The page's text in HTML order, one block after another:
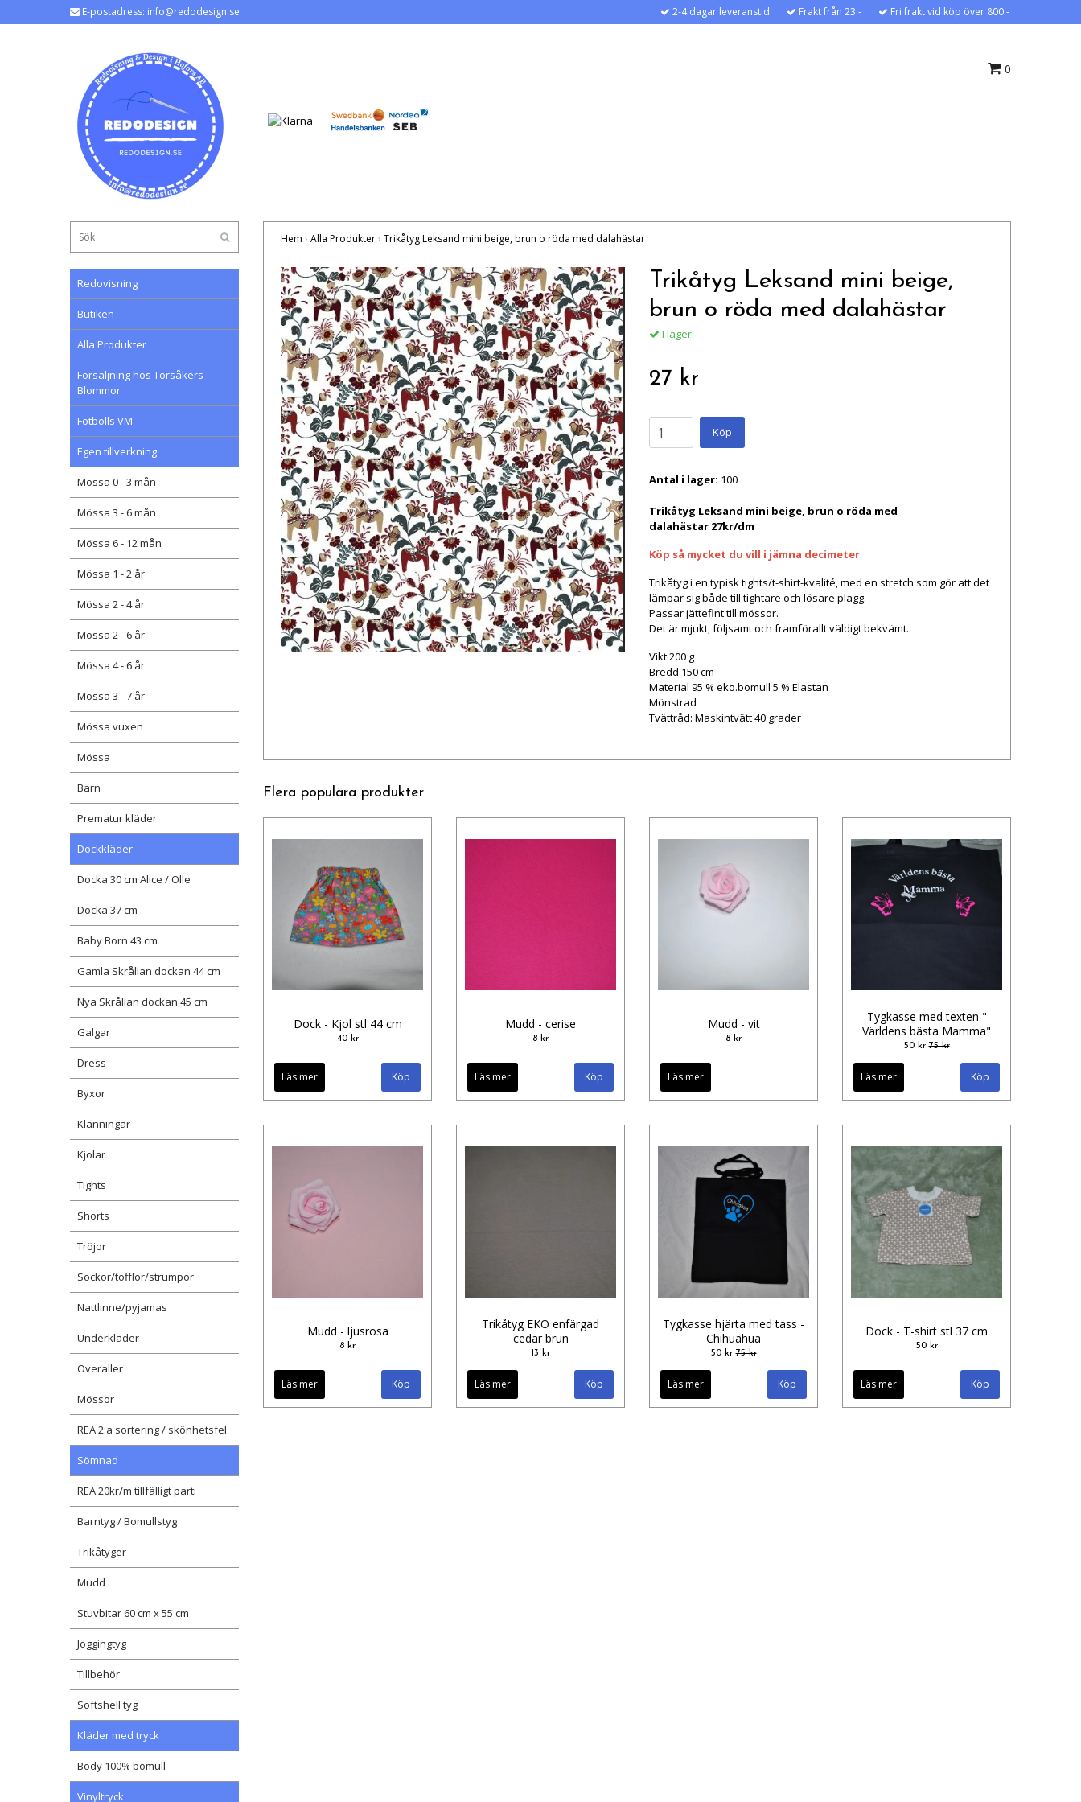
E-postadress: info@redodesign.se 2-4 dagar leveranstid Frakt från 23:- Fri frakt vid köp över 800:-
0
Redovisning
Butiken
Alla Produkter
Försäljning hos Torsåkers
Blommor
Fotbolls VM
Egen tillverkning
Mössa 0 - 3 mån
Mössa 3 - 6 mån
Mössa 6 - 12 mån
Mössa 1 - 2 år
Mössa 2 - 4 år
Mössa 2 - 6 år
Mössa 4 - 6 år
Mössa 3 - 7 år
Mössa vuxen
Mössa
Barn
Prematur kläder
Dockkläder
Docka 30 cm Alice / Olle
Docka 37 cm
Baby Born 43 cm
Gamla Skrållan dockan 44 cm
Nya Skrållan dockan 45 cm
Galgar
Dress
Byxor
Klänningar
Kjolar
Tights
Shorts
Tröjor
Sockor/tofflor/strumpor
Nattlinne/pyjamas
Underkläder
Overaller
Mössor
REA 2:a sortering / skönhetsfel
Sömnad
REA 20kr/m tillfälligt parti
Barntyg / Bomullstyg
Trikåtyger
Mudd
Stuvbitar 60 cm x 55 cm
Joggingtyg
Tillbehör
Softshell tyg
Kläder med tryck
Body 100% bomull
Vinyltryck
Hem › Alla Produkter› Trikåtyg Leksand mini beige, brun o röda med dalahästar
Trikåtyg Leksand mini beige,
brun o röda med dalahästar
I lager.
27 kr
Köp
Antal i lager: 100
Trikåtyg Leksand mini beige, brun o röda med
dalahästar 27kr/dm
Köp så mycket du vill i jämna decimeter
Trikåtyg i en typisk tights/t-shirt-kvalité, med en stretch som gör att det
lämpar sig både till tightare och lösare plagg.
Passar jättefint till mössor.
Det är mjukt, följsamt och framförallt väldigt bekvämt.
Vikt 200 g
Bredd 150 cm
Material 95 % eko.bomull 5 % Elastan
Mönstrad
Tvättråd: Maskintvätt 40 grader
Flera populära produkter
Dock - Kjol stl 44 cm
40 kr
Läs mer
Mudd - cerise
8 kr
Läs mer
Mudd - vit
8 kr
Läs mer
Tygkasse med texten "
Världens bästa Mamma"
50 kr75 kr
Läs mer
Mudd - ljusrosa
8 kr
Läs mer
Trikåtyg EKO enfärgad
cedar brun
13 kr
Läs mer
Tygkasse hjärta med tass -
Chihuahua
50 kr75 kr
Läs mer
Dock - T-shirt stl 37 cm
50 kr
Läs mer